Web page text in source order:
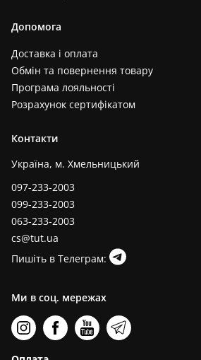
Допомога
Доставка і оплата
Обмін та повернення товару
Програма лояльності
Розрахунок сертифікатом
Контакти
Україна, м. Хмельницький
097-233-2003
099-233-2003
063-233-2003
cs@tut.ua
Пишіть в Телеграм:
Ми в соц. мережах